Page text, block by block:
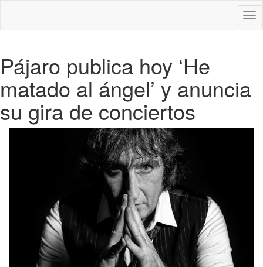
Pájaro publica hoy ‘He
matado al ángel’ y anuncia
su gira de conciertos